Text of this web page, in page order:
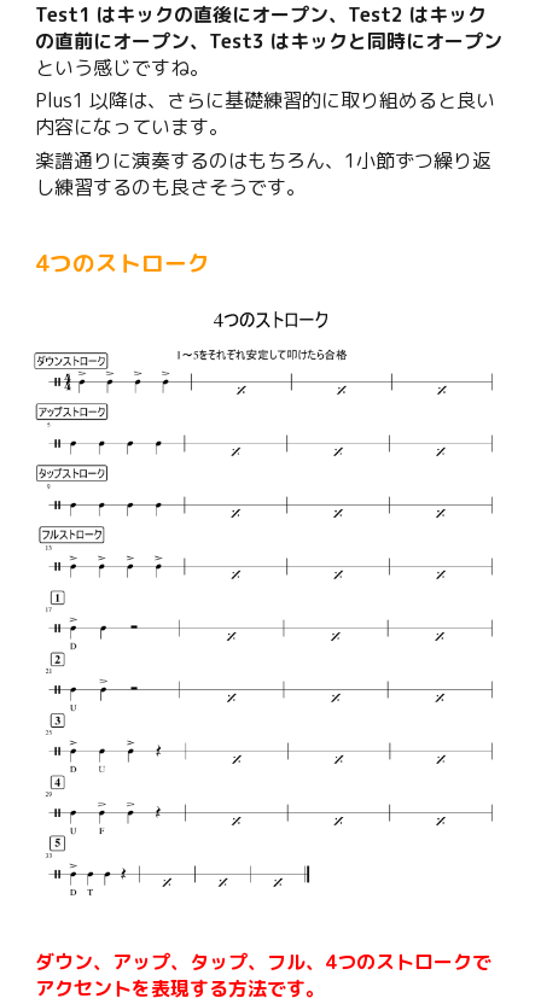
Test1 はキックの直後にオープン、Test2 はキック
の直前にオープン、Test3 はキックと同時にオープン
という感じですね。
Plus1 以降は、さらに基礎練習的に取り組めると良い
内容になっています。
楽譜通りに演奏するのはもちろん、1小節ずつ繰り返
し練習するのも良さそうです。
4つのストローク
ダウン、アップ、タップ、フル、4つのストロークで
アクセントを表現する方法です。